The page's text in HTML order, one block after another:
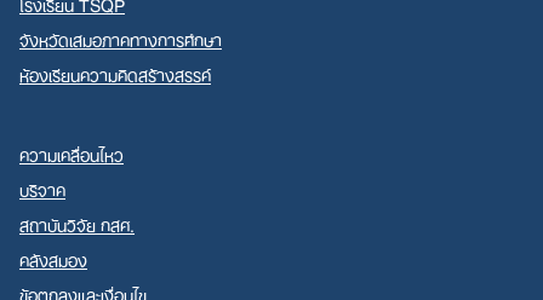
จังหวัดเสมอภาคทางการศึกษา
ห้องเรียนความคิดสร้างสรรค์
ความเคลื่อนไหว
บริจาค
สถาบันวิจัย กสศ.
คลังสมอง